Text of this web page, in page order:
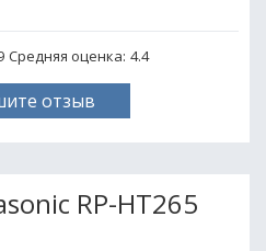
Средняя оценка: 4.4
отзыв
RP-HT265